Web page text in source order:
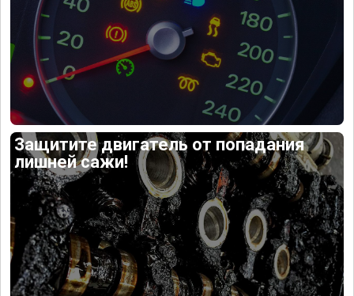
Защитите двигатель от попадания
лишней сажи!